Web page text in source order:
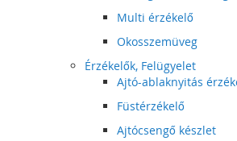
Multi érzékelő
Okosszemüveg
Érzékelők, Felügyelet
Ajtó-ablaknyitás
Füstérzékelő
Ajtócsengő készlet